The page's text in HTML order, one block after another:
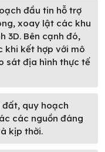
đầu tin hỗ trợ
xoay lật các khu
3D. Bên cạnh đó,
khi kết hợp với mô
sát địa hình thực tế
đất, quy hoạch
các nguồn đáng
kịp thời.